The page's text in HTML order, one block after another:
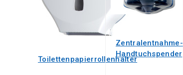
Toilettenpapierrollenhalter
Zentralentnahme-
Handtuchspender